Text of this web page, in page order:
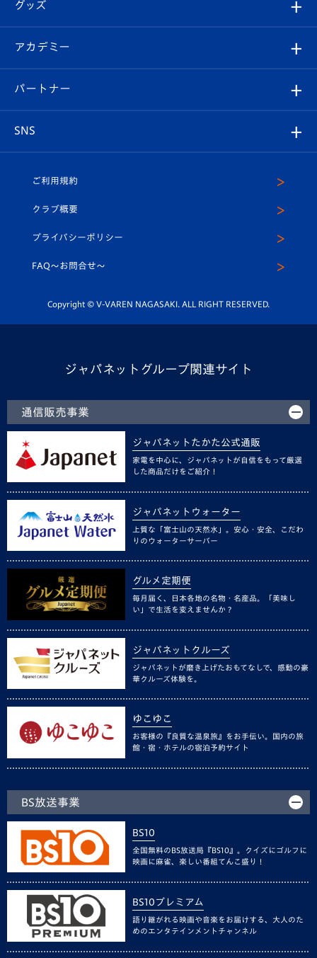
チケット
イベント
メディア
ホームタウン
スタッフプロフィール
マスコット紹介
平和祈念活動
ホームタウン活動
Revive Team
ヴィヴィくんの長崎おもてなしガイド
フォトギャラリー
スタジアムグルメ
V-LOVERS（ファンクラブ）
プレイヤーズスイート
グッズ
オンラインショップ
店舗情報
アカデミー
育成からのお知らせ
U-18
スクール
パートナー
SNS
ヴィヴィくんインスタグラム
公式LINE＠
ご利用規約
クラブ概要
プライバシーポリシー
FAQ〜お問合せ〜
Copyright © V-VAREN NAGASAKI. ALL RIGHT RESERVED.
ジャパネットグループ関連サイト
通信販売事業
ジャパネットたかた公式通販
家電を中心に、ジャパネットが自信をもって厳選
した商品だけをご紹介！
ジャパネットウォーター
上質な「富士山の天然水」。安心・安全、こだわ
りのウォーターサーバー
グルメ定期便
毎月届く、日本各地の名物・名産品。「美味し
い」で生活を変えませんか？
ジャパネットクルーズ
ジャパネットが磨き上げたおもてなしで、感動の豪
華クルーズ体験を。
ゆこゆこ
お客様の『良質な温泉旅』をお手伝い。国内の旅
館・宿・ホテルの宿泊予約サイト
BS放送事業
BS10
全国無料のBS放送局『BS10』。クイズにゴルフに
映画に麻雀、楽しい番組てんこ盛り！
BS10プレミアム
語り継がれる映画や音楽をお届けする、大人のた
めのエンタテインメントチャンネル